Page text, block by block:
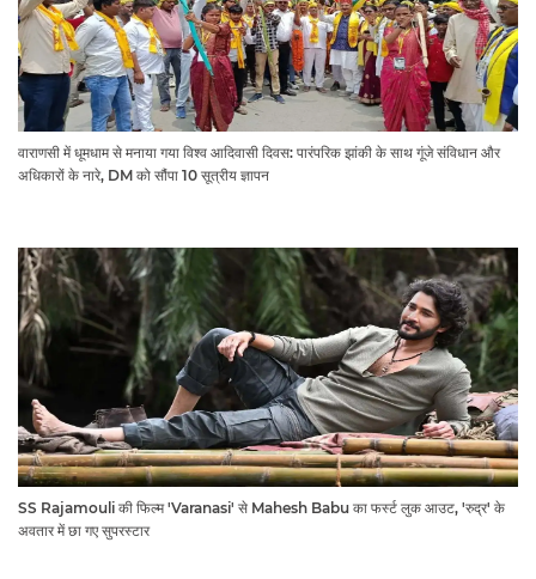
वाराणसी में धूमधाम से मनाया गया विश्व आदिवासी दिवस: पारंपरिक झांकी के साथ गूंजे संविधान और
अधिकारों के नारे, DM को सौंपा 10 सूत्रीय ज्ञापन
SS Rajamouli की फिल्म 'Varanasi' से Mahesh Babu का फर्स्ट लुक आउट, 'रुद्र' के
अवतार में छा गए सुपरस्टार